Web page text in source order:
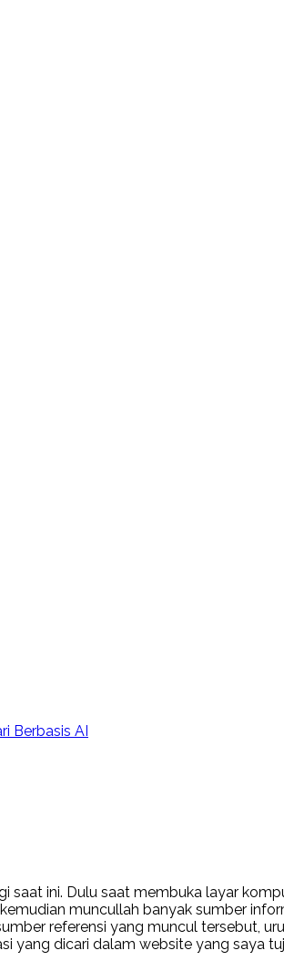
Berbasis AI
ini. Dulu saat membuka layar
muncullah banyak sumber
referensi yang muncul tersebut,
yang dicari dalam website yang saya